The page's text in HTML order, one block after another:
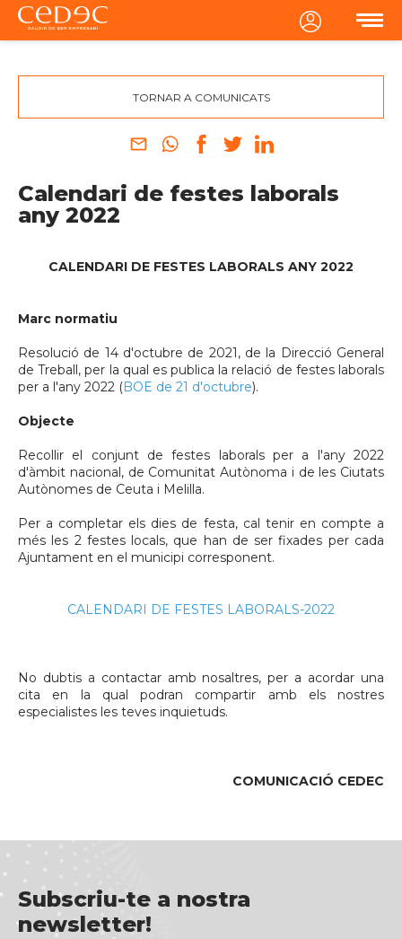
MENU
TORNAR A COMUNICATS
Calendari de festes laborals
any 2022
CALENDARI DE FESTES LABORALS ANY 2022
Marc normatiu
Resolució de 14 d'octubre de 2021, de la Direcció General
de Treball, per la qual es publica la relació de festes laborals
per a l'any 2022 (BOE de 21 d'octubre).
Objecte
Recollir el conjunt de festes laborals per a l'any 2022
d'àmbit nacional, de Comunitat Autònoma i de les Ciutats
Autònomes de Ceuta i Melilla.
Per a completar els dies de festa, cal tenir en compte a
més les 2 festes locals, que han de ser fixades per cada
Ajuntament en el municipi corresponent.
CALENDARI DE FESTES LABORALS-2022
No dubtis a contactar amb nosaltres, per a acordar una
cita en la qual podran compartir amb els nostres
especialistes les teves inquietuds.
COMUNICACIÓ CEDEC
Subscriu-te a nostra
newsletter!